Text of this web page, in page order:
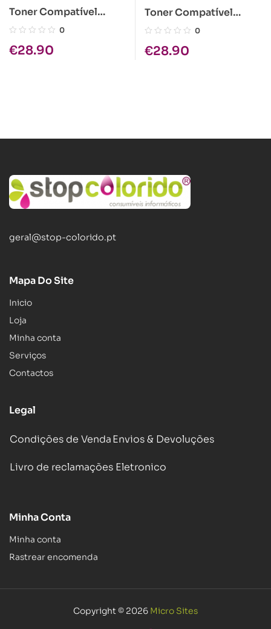
Toner Compatível
Epson C1100 Ciano Alta
0
€28.90
Toner Compatível
Epson C1100 Amarelo
0
€28.90
geral@stop-colorido.pt
Mapa Do Site
Inicio
Loja
Minha conta
Serviços
Contactos
Legal
Condições de VendaEnvios & Devoluções
Livro de reclamações Eletronico
Minha Conta
Minha conta
Rastrear encomenda
Copyright © 2026 Micro Sites